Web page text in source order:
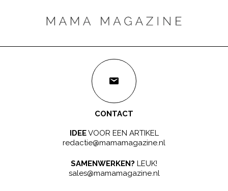
CONTACT
IDEEVOOR EEN ARTIKEL
redactie@mamamagazine.nl
SAMENWERKEN? LEUK!
sales@mamamagazine.nl